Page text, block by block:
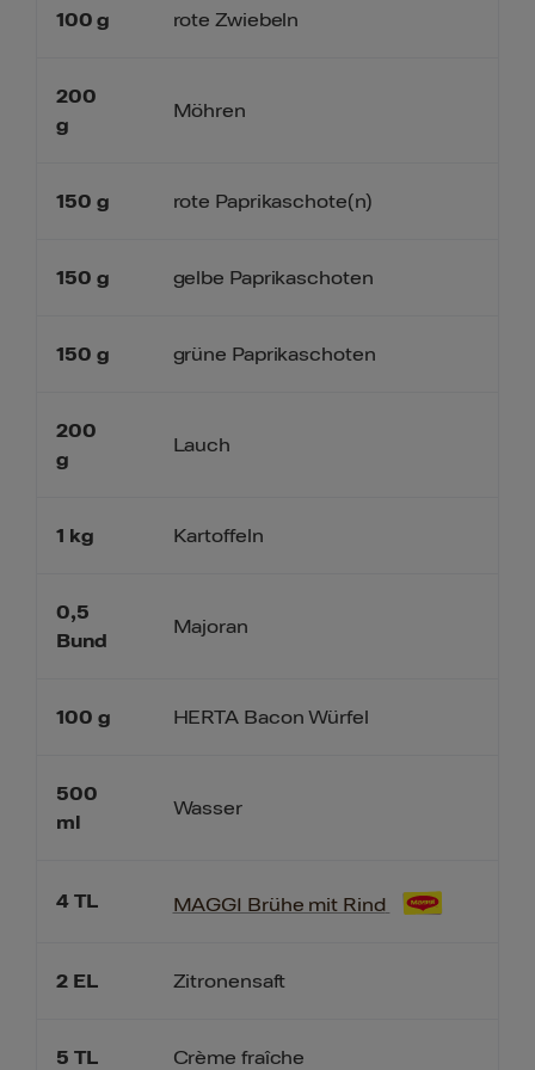
100 g
200
g
150 g
150 g
150 g
200
g
1 kg
0,5
Bund
100 g
500
ml
4 TL
2 EL
5 TL
rote Zwiebeln
Möhren
rote Paprikaschote(n)
gelbe Paprikaschoten
grüne Paprikaschoten
Lauch
Kartoffeln
Majoran
HERTA Bacon Würfel
Wasser
MAGGI Brühe mit Rind
Zitronensaft
Crème fraîche